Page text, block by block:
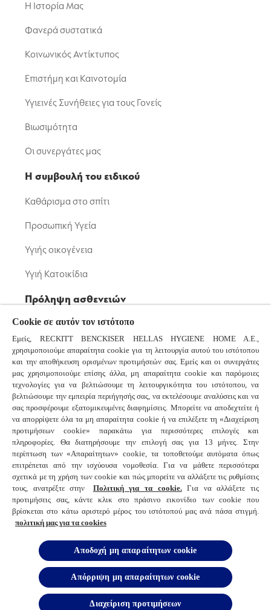
Η Ιστορία Μας
Φανερά συστατικά
Κοινωνικός Αντίκτυπος
Επιστήμη και Καινοτομία
Υγιεινές Συνήθειες για τους Γονείς
Βιωσιμότητα
Οι συνεργάτες μας
Η συμβουλή του ειδικού
Καθάρισμα στο σπίτι
Προσωπική Υγεία
Υγιής οικογένεια
Υγιή Κατοικίδια
Πρόληψη ασθενειών
Μικρόβια: Βακτήρια και Ιοί
Κορονοϊός
Κοινό Κρυολόγημα και Γρίπη
Συχνές ερωτήσεις
Συνδεθείτε μαζί μας
© 2025 Reckitt Benckiser - All Rights Reserved
Επικοινωνήστε μαζί μας
Πολιτική Απορρήτου
Cookies
Χάρτης Ιστότοπου
Cookie σε αυτόν τον ιστότοπο
Εμείς, RECKITT BENCKISER HELLAS HYGIENE HOME A.E.,
χρησιμοποιούμε απαραίτητα cookie για τη λειτουργία αυτού του ιστότοπου
και την αποθήκευση ορισμένων προτιμήσεών σας. Εμείς και οι συνεργάτες
μας χρησιμοποιούμε επίσης άλλα, μη απαραίτητα cookie και παρόμοιες
τεχνολογίες για να βελτιώσουμε τη λειτουργικότητα του ιστότοπου, να
βελτιώσουμε την εμπειρία περιήγησής σας, να εκτελέσουμε αναλύσεις και να
σας προσφέρουμε εξατομικευμένες διαφημίσεις. Μπορείτε να αποδεχτείτε ή
να απορρίψετε όλα τα μη απαραίτητα cookie ή να επιλέξετε τη «Διαχείριση
προτιμήσεων cookie» παρακάτω για περισσότερες επιλογές και
πληροφορίες. Θα διατηρήσουμε την επιλογή σας για 13 μήνες. Στην
περίπτωση των «Απαραίτητων» cookie, τα τοποθετούμε αυτόματα όπως
επιτρέπεται από την ισχύουσα νομοθεσία. Για να μάθετε περισσότερα
σχετικά με τη χρήση των cookie και πώς μπορείτε να αλλάξετε τις ρυθμίσεις
τους, ανατρέξτε στην
Πολιτική για τα cookie.Για να αλλάξετε τις
προτιμήσεις σας, κάντε κλικ στο πράσινο εικονίδιο των cookie που
βρίσκεται στο κάτω αριστερό μέρος του ιστότοπού μας ανά πάσα στιγμή.
πολιτική μας για τα cookies
Αποδοχή μη απαραίτητων cookie
Απόρριψη μη απαραίτητων cookie
Διαχείριση προτιμήσεων